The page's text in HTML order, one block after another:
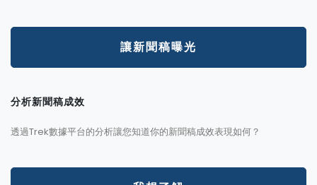
讓新聞稿曝光
分析新聞稿成效
透過Trek數據平台的分析讓您知道你的新聞稿成效表現如何？